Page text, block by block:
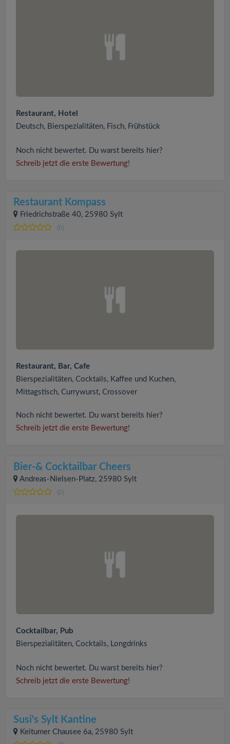
Restaurant, Hotel
Deutsch, Bierspezialitäten, Fisch, Frühstück
Noch nicht bewertet. Du warst bereits hier?
Schreib jetzt die erste Bewertung!
Restaurant Kompass
Friedrichstraße 40, 25980 Sylt
(0)
Restaurant, Bar, Cafe
Bierspezialitäten, Cocktails, Kaffee und Kuchen,
Mittagstisch, Currywurst, Crossover
Noch nicht bewertet. Du warst bereits hier?
Schreib jetzt die erste Bewertung!
Bier-& Cocktailbar Cheers
Andreas-Nielsen-Platz, 25980 Sylt
(0)
Cocktailbar, Pub
Bierspezialitäten, Cocktails, Longdrinks
Noch nicht bewertet. Du warst bereits hier?
Schreib jetzt die erste Bewertung!
Susi's Sylt Kantine
Keitumer Chausee 6a, 25980 Sylt